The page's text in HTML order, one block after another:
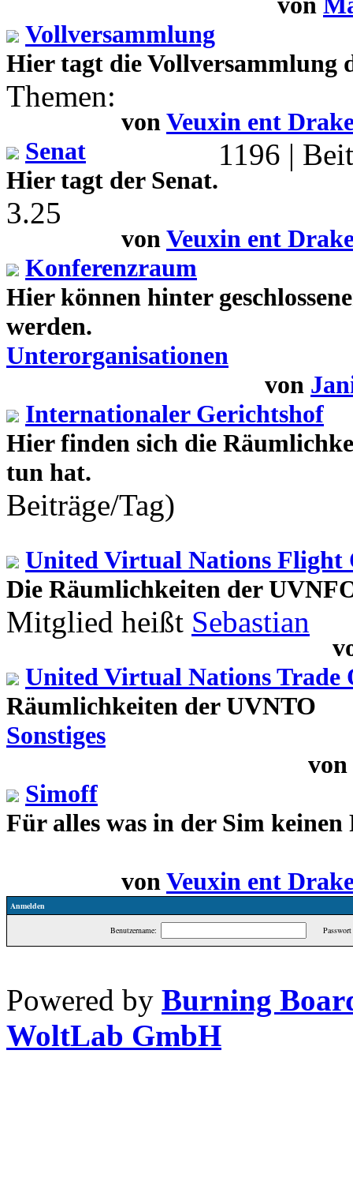
Vollversammlung
Hier tagt die Vollversammlung
vonVeuxin ent
Senat
Hier tagt der Senat.
vonVeuxin ent
Konferenzraum
Hier können hinter
werden.
von
Unterorganisationen
Internationaler Gerichtshof
Hier finden sich die
tun hat.
United Virtual Nations Flight
Die Räumlichkeiten der
United Virtual Nations Trade
Räumlichkeiten der UVNTO
von
Sonstiges
Simoff
Für alles was in der Sim keinen
vonVeuxin ent
Themen:
1196 |
3.25
Beiträge/Tag)
Mitglied heißt Sebastian
Anmelden
Benutzername:
Powered by Burning
WoltLab GmbH